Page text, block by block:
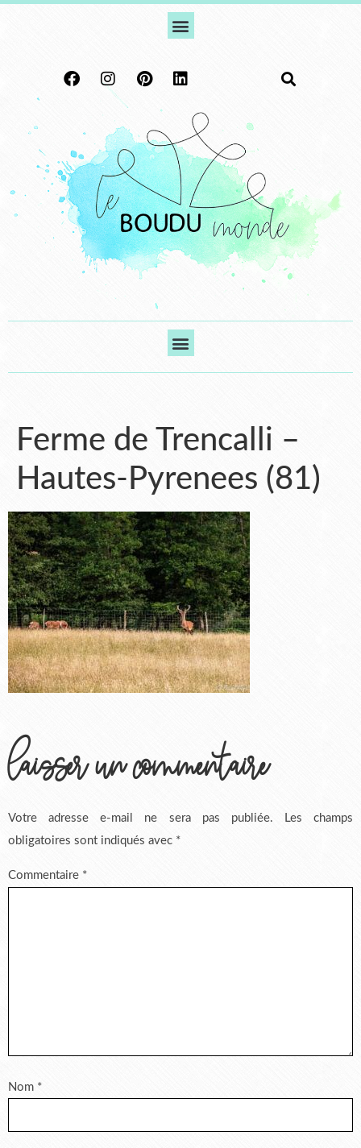
Ferme de Trencalli –
Hautes-Pyrenees (81)
laisser un commentaire
Votre adresse e-mail ne sera pas publiée.
Les champs
obligatoires sont indiqués avec *
Commentaire *
Nom *